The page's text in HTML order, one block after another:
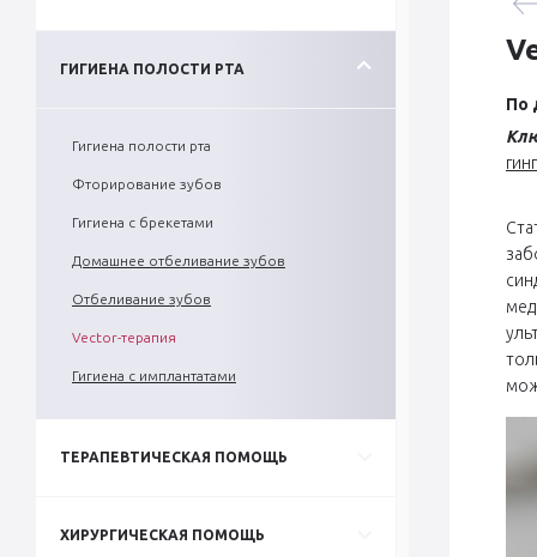
ГИГИЕНА ПОЛОСТИ РТА
Гигиена полости рта
Фторирование зубов
Гигиена с брекетами
Домашнее отбеливание зубов
Отбеливание зубов
Vector-терапия
Гигиена с имплантатами
ТЕРАПЕВТИЧЕСКАЯ ПОМОЩЬ
ХИРУРГИЧЕСКАЯ ПОМОЩЬ
По